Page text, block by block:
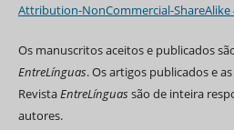
Attribution-NonCommercial-
Os manuscritos aceitos e publicados
EntreLínguas. Os artigos publicados e
RevistaEntreLínguas são de inteira
autores.